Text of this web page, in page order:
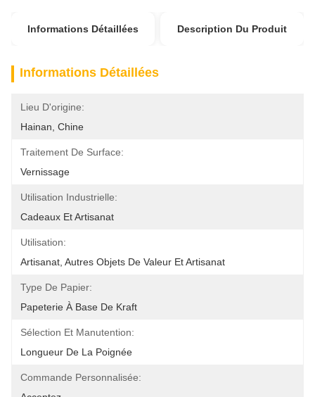
Informations Détaillées Description Du Produit
Informations Détaillées
Lieu D'origine:
Hainan, Chine
Traitement De Surface:
Vernissage
Utilisation Industrielle:
Cadeaux Et Artisanat
Utilisation:
Artisanat, Autres Objets De Valeur Et Artisanat
Type De Papier:
Papeterie À Base De Kraft
Sélection Et Manutention:
Longueur De La Poignée
Commande Personnalisée: